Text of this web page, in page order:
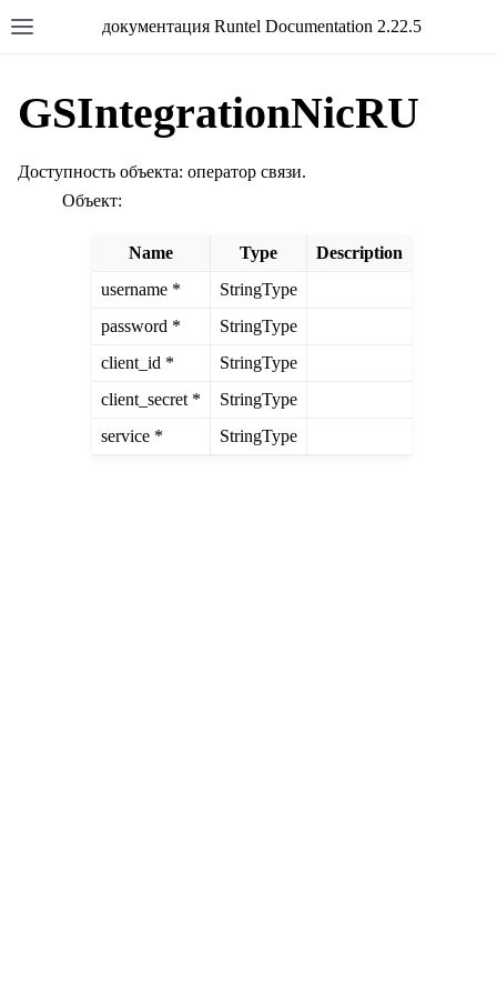
документация Runtel Documentation 2.22.5
GSIntegrationNicRU
Доступность объекта: оператор связи.
Объект:
Name Type
Description
username *
StringType
password *
StringType
client_id *
StringType
client_secret *
StringType
service *
StringType